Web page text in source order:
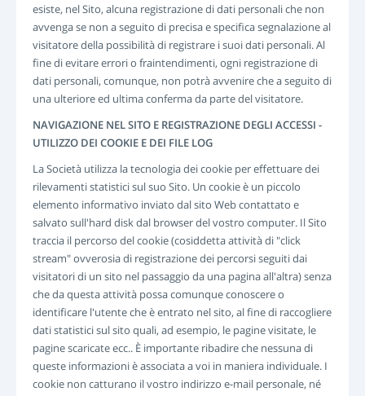
esiste, nel Sito, alcuna registrazione di dati personali che non
avvenga se non a seguito di precisa e specifica segnalazione al
visitatore della possibilità di registrare i suoi dati personali. Al
fine di evitare errori o fraintendimenti, ogni registrazione di
dati personali, comunque, non potrà avvenire che a seguito di
una ulteriore ed ultima conferma da parte del visitatore.
NAVIGAZIONE NEL SITO E REGISTRAZIONE DEGLI ACCESSI -
UTILIZZO DEI COOKIE E DEI FILE LOG
La Società utilizza la tecnologia dei cookie per effettuare dei
rilevamenti statistici sul suo Sito. Un cookie è un piccolo
elemento informativo inviato dal sito Web contattato e
salvato sull'hard disk dal browser del vostro computer. Il Sito
traccia il percorso del cookie (cosiddetta attività di "click
stream" ovverosia di registrazione dei percorsi seguiti dai
visitatori di un sito nel passaggio da una pagina all'altra) senza
che da questa attività possa comunque conoscere o
identificare l'utente che è entrato nel sito, al fine di raccogliere
dati statistici sul sito quali, ad esempio, le pagine visitate, le
pagine scaricate ecc.. È importante ribadire che nessuna di
queste informazioni è associata a voi in maniera individuale. I
cookie non catturano il vostro indirizzo e-mail personale, né